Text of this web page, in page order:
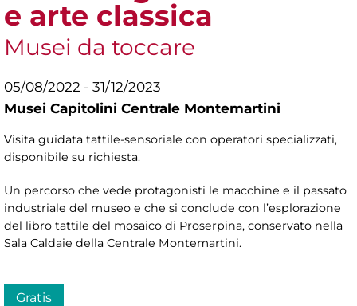
e arte classica
Musei da toccare
05/08/2022 - 31/12/2023
Musei Capitolini Centrale Montemartini
Visita guidata tattile-sensoriale con operatori specializzati,
disponibile su richiesta.
Un percorso che vede protagonisti le macchine e il passato
industriale del museo e che si conclude con l’esplorazione
del libro tattile del mosaico di Proserpina, conservato nella
Sala Caldaie della Centrale Montemartini.
Gratis